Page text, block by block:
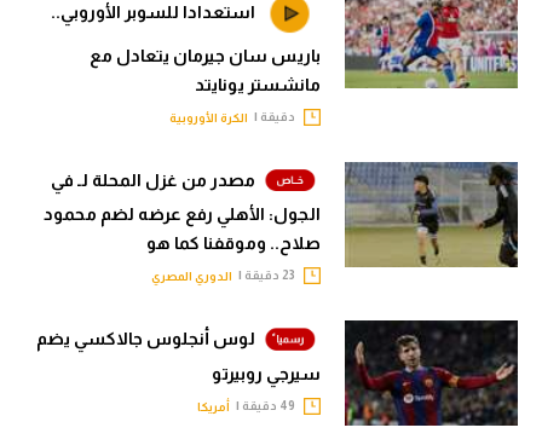
استعدادا للسوبر الأوروبي..
باريس سان جيرمان يتعادل مع
مانشستر يونايتد
دقيقة | الكرة الأوروبية
مصدر من غزل المحلة لـ في
الجول: الأهلي رفع عرضه لضم محمود
صلاح.. وموقفنا كما هو
الدوري المصري
لوس أنجلوس جالاكسي يضم
سيرجي روبيرتو
أمريكا